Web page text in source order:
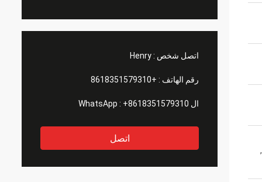
اتصل شخص :Henry
رقم الهاتف : +8618351579310
ال WhatsApp : +8618351579310
اتصل
,